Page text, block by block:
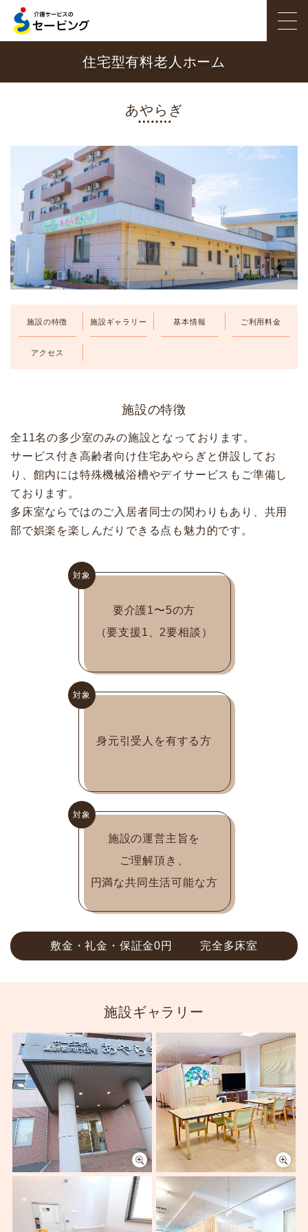
職員インタビュー
セービングのこだわり
採用情報
会社概要
お問い合わせ
住宅型有料老人ホーム
あやらぎ
施設の特徴 施設ギャラリー 基本情報 ご利用料金
アクセス
施設の特徴
全11名の多少室のみの施設となっております。
サービス付き高齢者向け住宅あやらぎと併設してお
り、館内には特殊機械浴槽やデイサービスもご準備し
ております。
多床室ならではのご入居者同士の関わりもあり、共用
部で娯楽を楽しんだりできる点も魅力的です。
対象
要介護1〜5の方
（要支援1、2要相談）
対象
身元引受人を有する方
対象
施設の運営主旨を
ご理解頂き、
円満な共同生活可能な方
敷金・礼金・保証金0円 完全多床室
施設ギャラリー